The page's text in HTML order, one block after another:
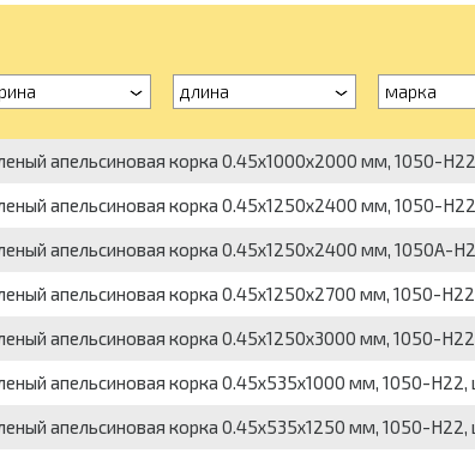
длина марка
апельсиновая корка 0.45х1000х2000 мм, 1050-
апельсиновая корка 0.45х1250х2400 мм, 1050-
апельсиновая корка 0.45х1250х2400 мм, 1050А-
апельсиновая корка 0.45х1250х2700 мм, 1050-
апельсиновая корка 0.45х1250х3000 мм, 1050-
апельсиновая корка 0.45х535х1000 мм, 1050-Н22,
апельсиновая корка 0.45х535х1250 мм, 1050-Н22,